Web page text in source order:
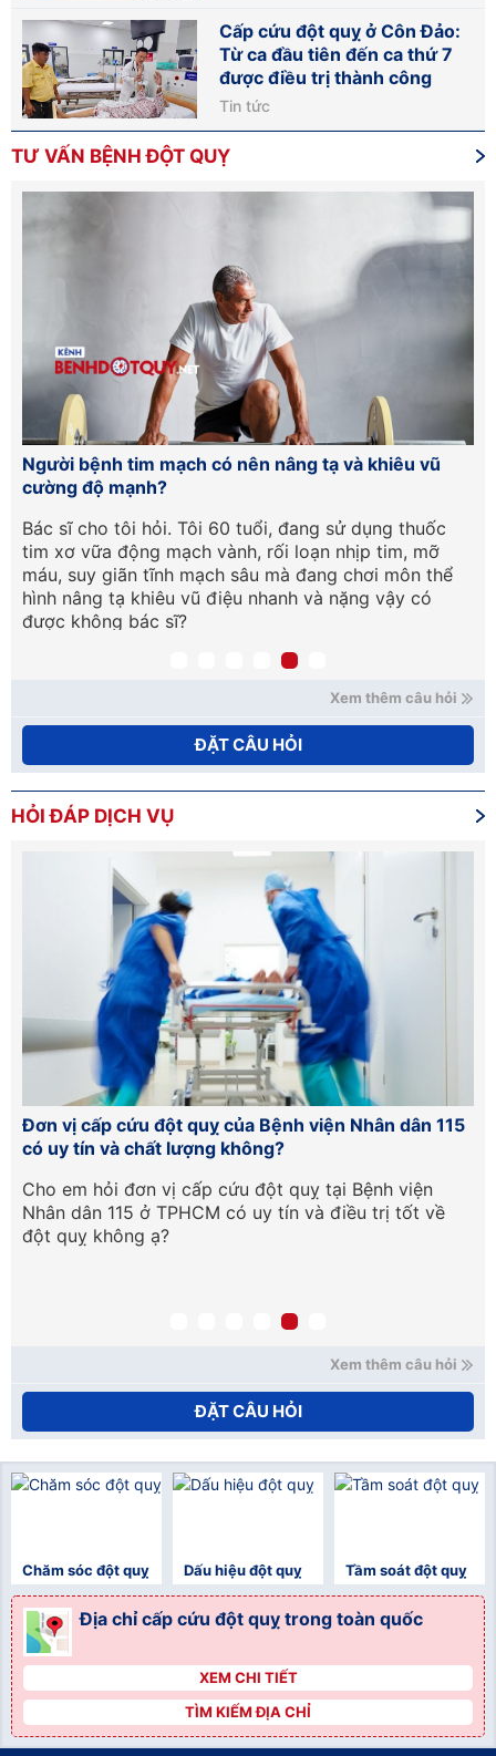
Cấp cứu đột quỵ ở Côn Đảo:
Từ ca đầu tiên đến ca thứ 7
được điều trị thành công
Tin tức
TƯ VẤN BỆNH ĐỘT QUỴ
Người bệnh tim mạch có nên nâng tạ và khiêu vũ
cường độ mạnh?
Bác sĩ cho tôi hỏi. Tôi 60 tuổi, đang sử dụng thuốc
tim xơ vữa động mạch vành, rối loạn nhịp tim, mỡ
máu, suy giãn tĩnh mạch sâu mà đang chơi môn thể
hình nâng tạ khiêu vũ điệu nhanh và nặng vậy có
được không bác sĩ?
Xem thêm câu hỏi
ĐẶT CÂU HỎI
HỎI ĐÁP DỊCH VỤ
Đơn vị cấp cứu đột quỵ của Bệnh viện Nhân dân 115
có uy tín và chất lượng không?
Cho em hỏi đơn vị cấp cứu đột quỵ tại Bệnh viện
Nhân dân 115 ở TPHCM có uy tín và điều trị tốt về
đột quỵ không ạ?
Xem thêm câu hỏi
ĐẶT CÂU HỎI
">
Chăm sóc đột quỵ
">
Dấu hiệu đột quỵ
">
Tầm soát đột quỵ
Địa chỉ cấp cứu đột quỵ trong toàn quốc
XEM CHI TIẾT
TÌM KIẾM ĐỊA CHỈ